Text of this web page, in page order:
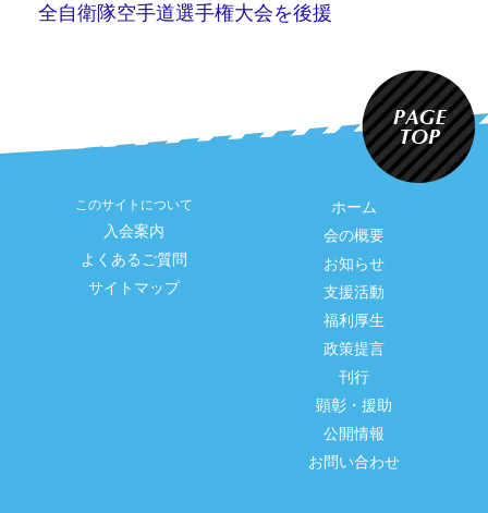
全自衛隊空手道選手権大会を後援
このサイトについて
入会案内
よくあるご質問
サイトマップ
ホーム
会の概要
お知らせ
支援活動
福利厚生
政策提言
刊行
顕彰・援助
公開情報
お問い合わせ